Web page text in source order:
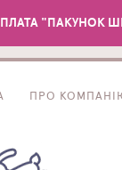
"ПАКУНОК
ПРО